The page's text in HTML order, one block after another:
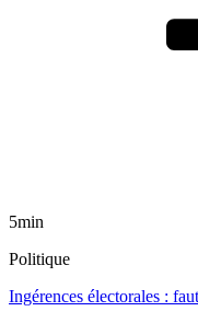
5min
Politique
Ingérences électorales :